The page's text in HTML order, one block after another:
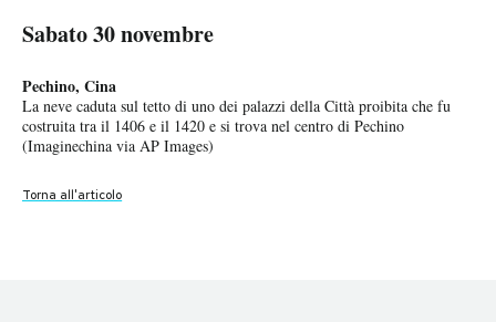
PODCAST
NEWSLETTER
I MIEI PREFERITI
Sabato 30 novembre
Santiago, Cile
Un manifestante inseguito dalla polizia durante un'altra giornata di
intense proteste contro il presidente Sebastián Piñera
(Marcelo Hernandez/Getty Images)
Torna all'articolo
Sabato 30 novembre
Braidwood, Australia
Il fumo di alcuni incendi nel parco nazionale Tallaganda, nel Nuovo
Galles del Sud, vicino a Canberra
(Tracey Nearmy/Getty Images)
Torna all'articolo
Sabato 30 novembre
Hong Kong
Una madre e una bambina davanti ad alcune scritte lasciate da chi sta
manifestando contro il governo locale, chiedendo una maggiore
democrazia
Sabato 30 novembre
Pechino, Cina
La neve caduta sul tetto di uno dei palazzi della Città proibita che fu
costruita tra il 1406 e il 1420 e si trova nel centro di Pechino
(Imaginechina via AP Images)
Torna all'articolo
Sabato 30 novembre
Kabul, Afghanistan
Un ragazzo a cavallo per le strade di Kabul, la capitale del paese
(AP Photo/Altaf Qadri)